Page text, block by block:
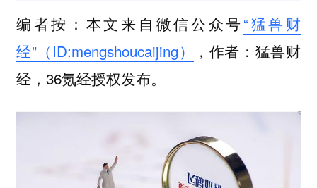
编者按：本文来自微信公众号“猛兽财
经”（ID:mengshoucaijing）
，作者：猛兽财
经，36氪经授权发布。